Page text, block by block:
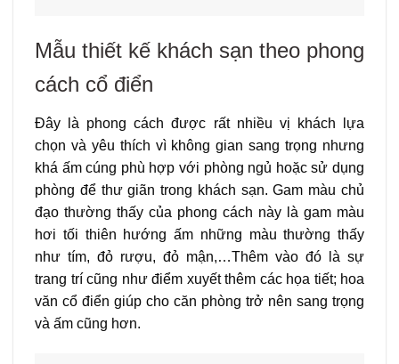
Mẫu thiết kế khách sạn theo phong
cách cổ điển
Đây là phong cách được rất nhiều vị khách lựa
chọn và yêu thích vì không gian sang trọng nhưng
khá ấm cúng phù hợp với phòng ngủ hoặc sử dụng
phòng để thư giãn trong khách sạn. Gam màu chủ
đạo thường thấy của phong cách này là gam màu
hơi tối thiên hướng ấm những màu thường thấy
như tím, đỏ rượu, đỏ mận,…Thêm vào đó là sự
trang trí cũng như điểm xuyết thêm các họa tiết; hoa
văn cổ điển giúp cho căn phòng trở nên sang trọng
và ấm cũng hơn.